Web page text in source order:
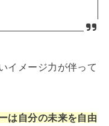
イメージ力が伴って
は自分の未来を自由